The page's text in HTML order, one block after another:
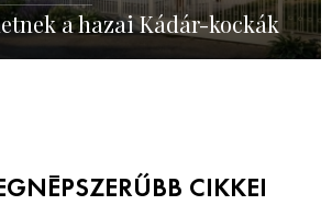
a hazai Kádár-kockák
CIKKEI